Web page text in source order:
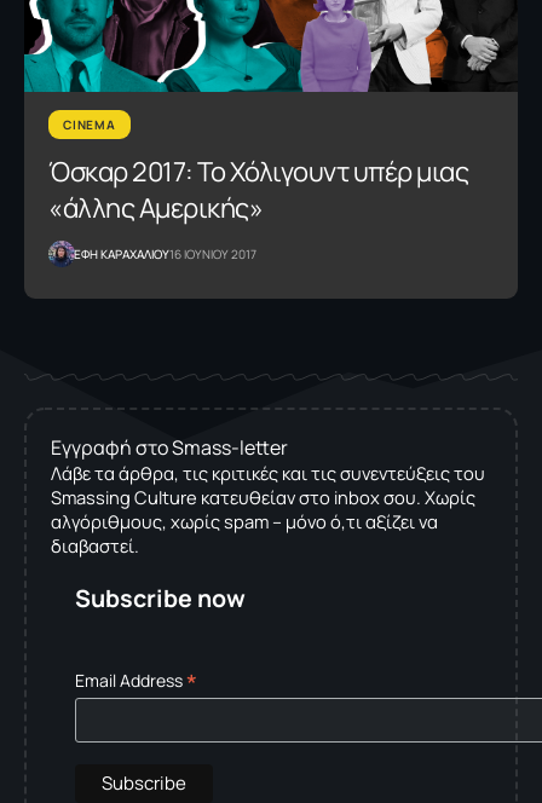
CINEMA
Όσκαρ 2017: Το Χόλιγουντ υπέρ μιας
«άλλης Αμερικής»
ΕΦΗ KΑΡΑΧΑΛΙΟΥ16 ΙΟΥΝΙΟΥ 2017
Εγγραφή στο Smass-letter
Λάβε τα άρθρα, τις κριτικές και τις συνεντεύξεις του
Smassing Culture κατευθείαν στο inbox σου. Χωρίς
αλγόριθμους, χωρίς spam – μόνο ό,τι αξίζει να
διαβαστεί.
Subscribe now
Email Address*